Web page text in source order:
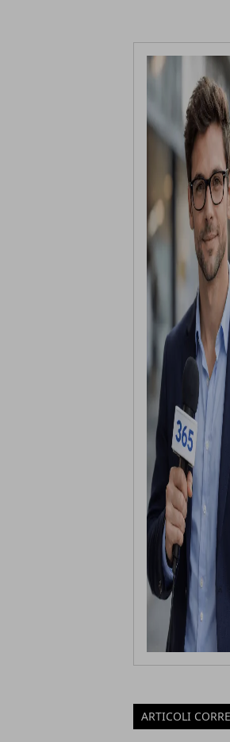
ARTICOLI